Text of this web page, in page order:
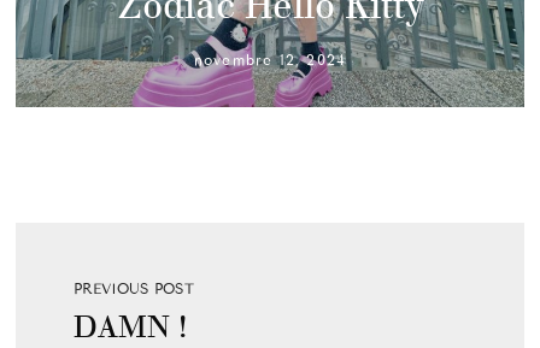
novembre 12, 2024
PREVIOUS POST
DAMN !